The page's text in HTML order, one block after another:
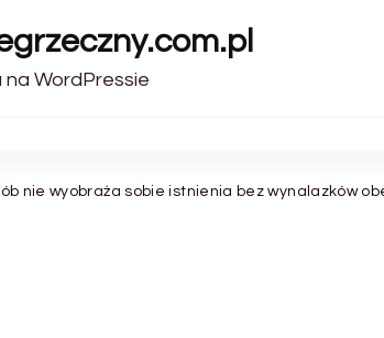
WordPressie
nie wyobraża sobie istnienia bez wynalazków